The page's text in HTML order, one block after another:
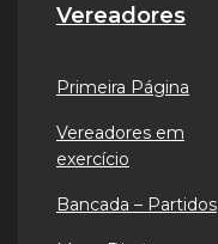
Vereadores
Primeira Página
Vereadores em
exercício
Bancada – Partidos